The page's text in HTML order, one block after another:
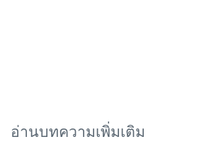
อ่านบทความเพิ่มเติม